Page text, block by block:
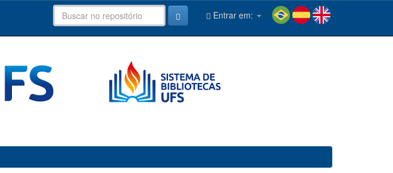
Entrar em: